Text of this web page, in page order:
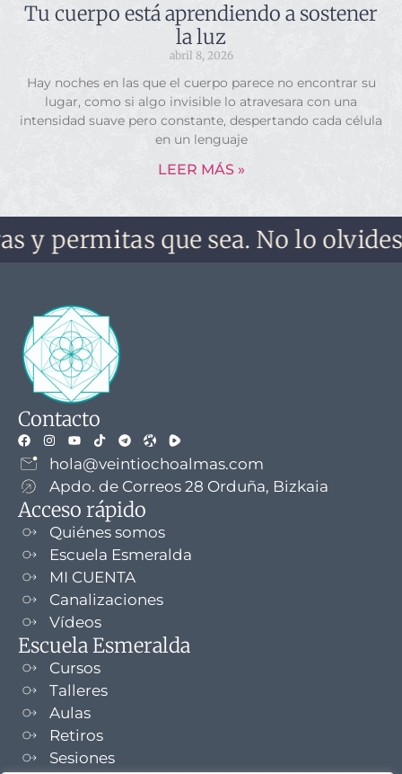
Tu cuerpo está aprendiendo a sostener
la luz
abril 8, 2026
Hay noches en las que el cuerpo parece no encontrar su
lugar, como si algo invisible lo atravesara con una
intensidad suave pero constante, despertando cada célula
en un lenguaje
LEER MÁS »
que sea. No lo olvides, no
Contacto
hola@veintiochoalmas.com
Apdo. de Correos 28 Orduña, Bizkaia
Acceso rápido
Quiénes somos
Escuela Esmeralda
MI CUENTA
Canalizaciones
Vídeos
Escuela Esmeralda
Cursos
Talleres
Aulas
Retiros
Sesiones